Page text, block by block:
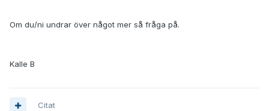
Om du/ni undrar över något mer så fråga på.
Kalle B
Citat